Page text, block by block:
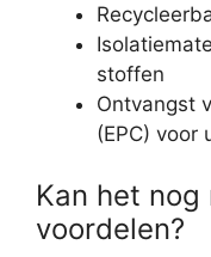
stoffen
Ontvangst
(EPC) voor
Kan het nog
voordelen?